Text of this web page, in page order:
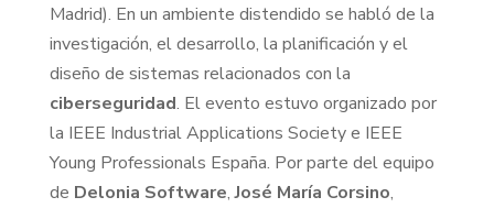
Madrid). En un ambiente distendido se habló de la
investigación, el desarrollo, la planificación y el
diseño de sistemas relacionados con la
ciberseguridad. El evento estuvo organizado por
la IEEE Industrial Applications Society e IEEE
Young Professionals España. Por parte del equipo
de Delonia Software,José María Corsino,